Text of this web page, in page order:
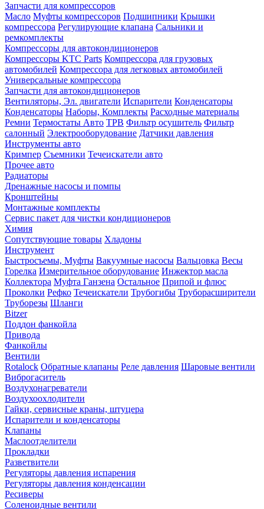
Запчасти для компрессоров
Масло Муфты компрессоров Подшипники Крышки
компрессора Регулирующие клапана Сальники и
ремкомплекты
Компрессоры для автокондиционеров
Компрессоры KTC Parts Компрессора для грузовых
автомобилей Компрессора для легковых автомобилей
Универсальные компрессора
Запчасти для автокондиционеров
Вентиляторы, Эл. двигатели Испарители Конденсаторы
Конденсаторы Наборы, Комплекты Расходные материалы
Ремни Термостаты Авто ТРВ Фильтр осушитель Фильтр
салонный Электрооборудование Датчики давления
Инструменты авто
Кримпер Съемники Течеискатели авто
Прочее авто
Радиаторы
Дренажные насосы и помпы
Кронштейны
Монтажные комплекты
Сервис пакет для чистки кондиционеров
Химия
Сопутствующие товары Хладоны
Инструмент
Быстросъемы, Муфты Вакуумные насосы Вальцовка Весы
Горелка Измерительное оборудование Инжектор масла
Коллектора Муфта Ганзена Остальное Припой и флюс
Проколки Рефко Течеискатели Трубогибы Труборасширители
Труборезы Шланги
Bitzer
Поддон фанкойла
Привода
Фанкойлы
Вентили
Rotalock Обратные клапаны Реле давления Шаровые вентили
Виброгаситель
Воздухонагреватели
Воздухоохлодители
Гайки, сервисные краны, штуцера
Испарители и конденсаторы
Клапаны
Маслоотделители
Прокладки
Разветвители
Регуляторы давления испарения
Регуляторы давления конденсации
Ресиверы
Соленоидные вентили